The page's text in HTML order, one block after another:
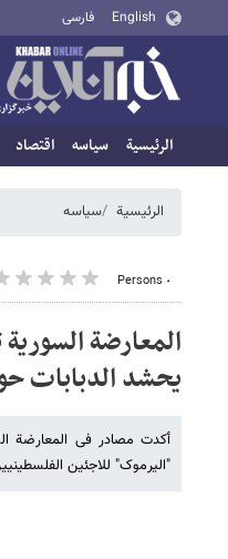
English فارسی
الرئيسية سیاسه اقتصاد
الرئيسية سیاسه
٠ Persons
المعارضة
یحشد الدبابات
أکدت مصادر فی المعارضة
"الیرموک" للاجئین الفلسطینیین جنوب